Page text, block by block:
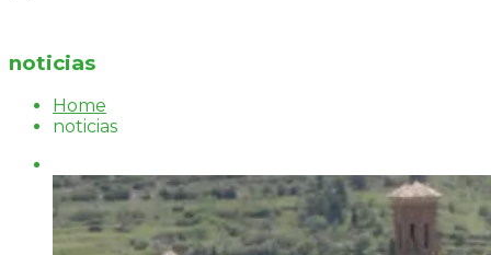
noticias
Home
noticias